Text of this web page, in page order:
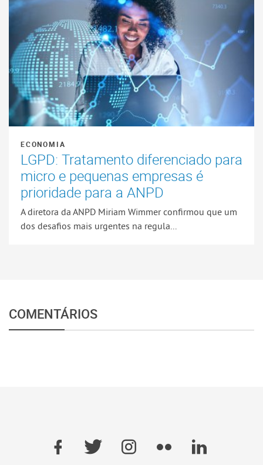
ECONOMIA
LGPD: Tratamento diferenciado para
micro e pequenas empresas é
prioridade para a ANPD
A diretora da ANPD Miriam Wimmer confirmou que um
dos desafios mais urgentes na regula...
COMENTÁRIOS